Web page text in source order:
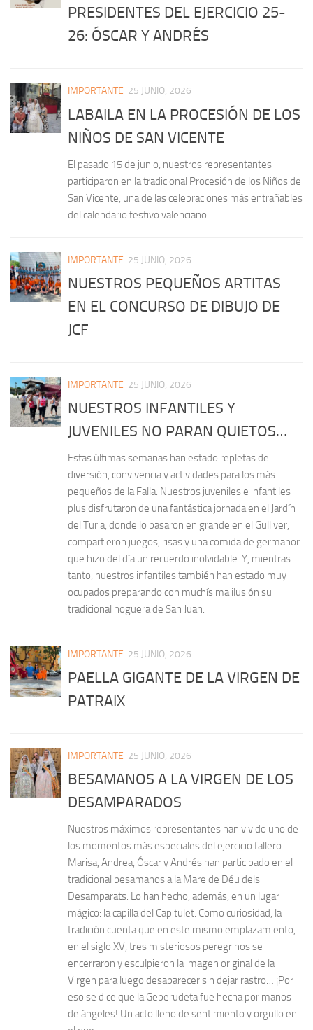
PRESIDENTES DEL EJERCICIO 25-
26: ÓSCAR Y ANDRÉS
IMPORTANTE 25 JUNIO, 2026
LABAILA EN LA PROCESIÓN DE LOS
NIÑOS DE SAN VICENTE
El pasado 15 de junio, nuestros representantes
participaron en la tradicional Procesión de los Niños de
San Vicente, una de las celebraciones más entrañables
del calendario festivo valenciano.
IMPORTANTE 25 JUNIO, 2026
NUESTROS PEQUEÑOS ARTITAS
EN EL CONCURSO DE DIBUJO DE
JCF
IMPORTANTE 25 JUNIO, 2026
NUESTROS INFANTILES Y
JUVENILES NO PARAN QUIETOS…
Estas últimas semanas han estado repletas de
diversión, convivencia y actividades para los más
pequeños de la Falla. Nuestros juveniles e infantiles
plus disfrutaron de una fantástica jornada en el Jardín
del Turia, donde lo pasaron en grande en el Gulliver,
compartieron juegos, risas y una comida de germanor
que hizo del día un recuerdo inolvidable. Y, mientras
tanto, nuestros infantiles también han estado muy
ocupados preparando con muchísima ilusión su
tradicional hoguera de San Juan.
IMPORTANTE 25 JUNIO, 2026
PAELLA GIGANTE DE LA VIRGEN DE
PATRAIX
IMPORTANTE 25 JUNIO, 2026
BESAMANOS A LA VIRGEN DE LOS
DESAMPARADOS
Nuestros máximos representantes han vivido uno de
los momentos más especiales del ejercicio fallero.
Marisa, Andrea, Óscar y Andrés han participado en el
tradicional besamanos a la Mare de Déu dels
Desamparats. Lo han hecho, además, en un lugar
mágico: la capilla del Capitulet. Como curiosidad, la
tradición cuenta que en este mismo emplazamiento,
en el siglo XV, tres misteriosos peregrinos se
encerraron y esculpieron la imagen original de la
Virgen para luego desaparecer sin dejar rastro… ¡Por
eso se dice que la Geperudeta fue hecha por manos
de ángeles! Un acto lleno de sentimiento y orgullo en